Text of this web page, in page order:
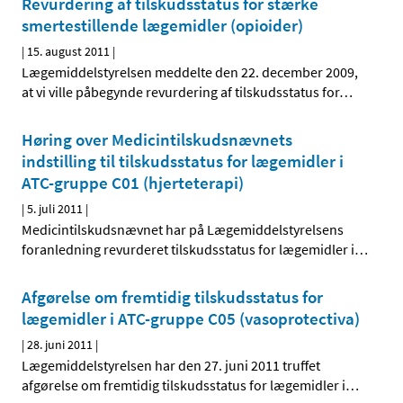
smertestillende lægemidler (opioider)
| 15. august 2011 |
Lægemiddelstyrelsen meddelte den 22. december 2009,
at vi ville påbegynde revurdering af tilskudsstatus for…
Høring over Medicintilskudsnævnets
indstilling til tilskudsstatus for lægemidler i
ATC-gruppe C01 (hjerteterapi)
|5. juli 2011 |
Medicintilskudsnævnet har på Lægemiddelstyrelsens
foranledning revurderet tilskudsstatus for lægemidler i…
Afgørelse om fremtidig tilskudsstatus for
lægemidler i ATC-gruppe C05 (vasoprotectiva)
|28. juni 2011 |
Lægemiddelstyrelsen har den 27. juni 2011 truffet
afgørelse om fremtidig tilskudsstatus for lægemidler i…